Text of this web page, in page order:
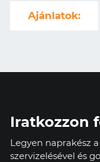
Ajánlatok:
Iratkozzon
Legyen naprakész
szervizelésével és